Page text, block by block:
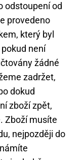
odstoupení od
provedeno
který byl
není
žádné
zadržet,
dokud
zboží zpět,
Zboží musíte
nejpozději do